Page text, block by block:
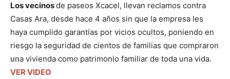
Los vecinosde paseos Xcacel, llevan reclamos contra
Casas Ara, desde hace 4 años sin que la empresa les
haya cumplido garantías por vicios ocultos, poniendo en
riesgo la seguridad de cientos de familias que compraron
una vivienda como patrimonio familiar de toda una vida.
VER VIDEO